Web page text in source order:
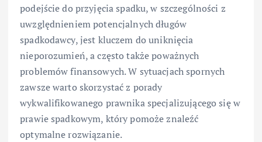
podejście do przyjęcia spadku, w szczególności z
uwzględnieniem potencjalnych długów
spadkodawcy, jest kluczem do uniknięcia
nieporozumień, a często także poważnych
problemów finansowych. W sytuacjach spornych
zawsze warto skorzystać z porady
wykwalifikowanego prawnika specjalizującego się w
prawie spadkowym, który pomoże znaleźć
optymalne rozwiązanie.